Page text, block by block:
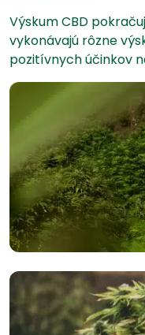
Výskum CBD
vykonávajú rôzne
pozitívnych účinkov